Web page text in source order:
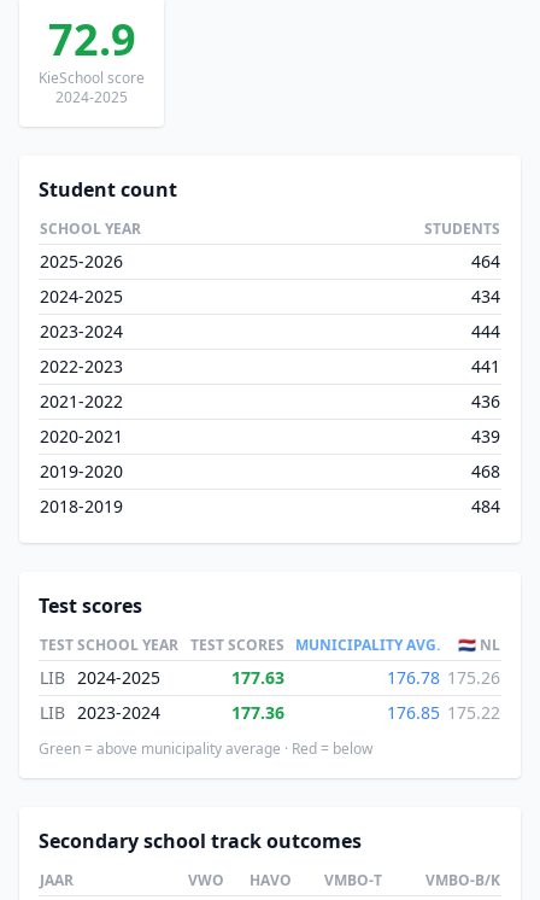
72.9
KieSchool score
2024-2025
Student count
SCHOOL YEAR STUDENTS
2025-2026
464
2024-2025
434
2023-2024
444
2022-2023
441
2021-2022
436
2020-2021
439
2019-2020
468
2018-2019
484
Test scores
TESTSCHOOL YEAR TEST SCORES MUNICIPALITY AVG. 🇳🇱 NL
LIB 2024-2025 177.63 176.78 175.26
LIB 2023-2024 177.36 176.85 175.22
Green = above municipality average · Red = below
Secondary school track outcomes
JAAR VWO HAVO VMBO-T VMBO-B/K